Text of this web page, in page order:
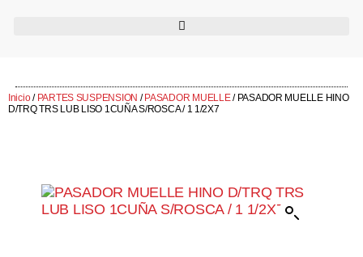
Inicio/ PARTES SUSPENSION /PASADOR MUELLE/ PASADOR MUELLE HINO
D/TRQ TRS LUB LISO 1CUÑA S/ROSCA / 1 1/2X7